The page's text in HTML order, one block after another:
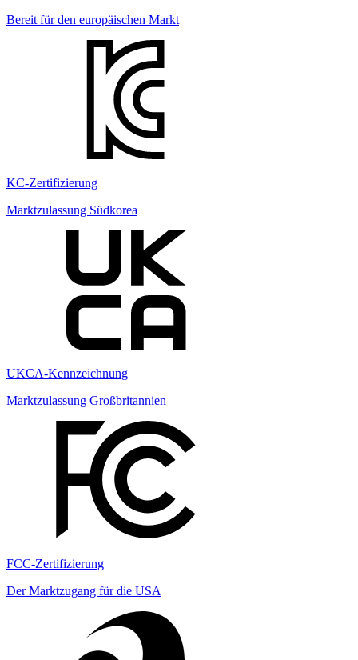
Bereit für den europäischen Markt
KC-Zertifizierung
Marktzulassung Südkorea
UKCA-Kennzeichnung
Marktzulassung Großbritannien
FCC-Zertifizierung
Der Marktzugang für die USA